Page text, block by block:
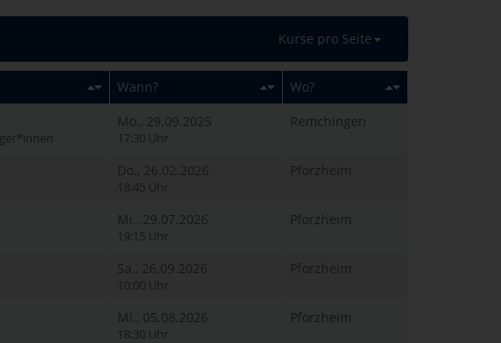
Kurse pro Seite
Wann?
Wo?
Mo., 29.09.2025
17:30 Uhr
Remchingen
Do., 26.02.2026
18:45 Uhr
Pforzheim
Mi., 29.07.2026
19:15 Uhr
Pforzheim
Sa., 26.09.2026
10:00 Uhr
Pforzheim
Mi., 05.08.2026
18:30 Uhr
Pforzheim